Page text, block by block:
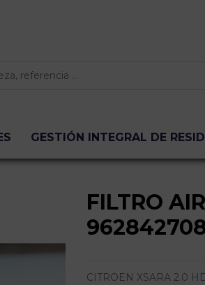
GESTIÓN INTEGRAL DE
FILTRO
CITROEN XSARA 2.0